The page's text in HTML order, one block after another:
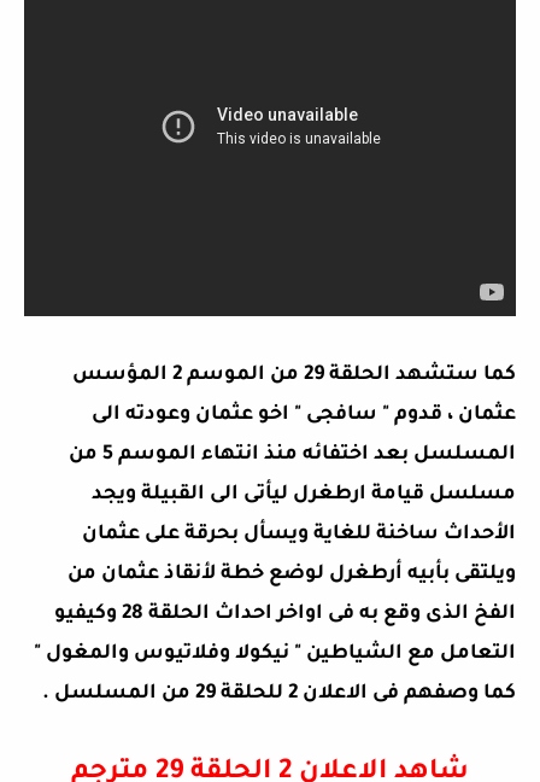
كما ستشهد الحلقة 29 من الموسم 2 المؤسس
عثمان ، قدوم " سافجى " اخو عثمان وعودته الى
المسلسل بعد اختفائه منذ انتهاء الموسم 5 من
مسلسل قيامة ارطغرل ليأتى الى القبيلة ويجد
الأحداث ساخنة للغاية ويسأل بحرقة على عثمان
ويلتقى بأبيه أرطغرل لوضع خطة لأنقاذ عثمان من
الفخ الذى وقع به فى اواخر احداث الحلقة 28 وكيفيو
التعامل مع الشياطين " نيكولا وفلاتيوس والمغول "
كما وصفهم فى الاعلان 2 للحلقة 29 من المسلسل .
شاهد الاعلان 2 الحلقة 29 مترجم